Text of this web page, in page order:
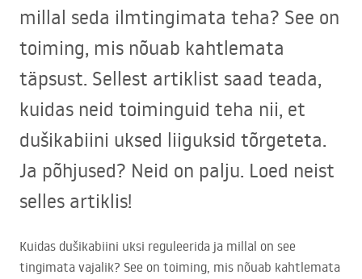
millal seda ilmtingimata teha? See on
toiming, mis nõuab kahtlemata
täpsust. Sellest artiklist saad teada,
kuidas neid toiminguid teha nii, et
dušikabiini uksed liiguksid tõrgeteta.
Ja põhjused? Neid on palju. Loed neist
selles artiklis!
Kuidas dušikabiini uksi reguleerida ja millal on see
tingimata vajalik? See on toiming, mis nõuab kahtlemata